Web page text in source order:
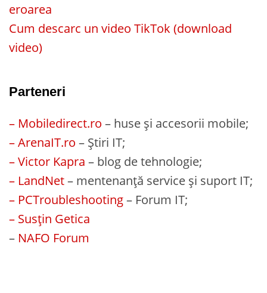
eroarea
Cum descarc un video TikTok (download
video)
Parteneri
– Mobiledirect.ro – huse și accesorii mobile;
– ArenaIT.ro – Știri IT;
– Victor Kapra – blog de tehnologie;
– LandNet– mentenanță service și suport IT;
– PCTroubleshooting– Forum IT;
– Susțin Getica
– NAFO Forum